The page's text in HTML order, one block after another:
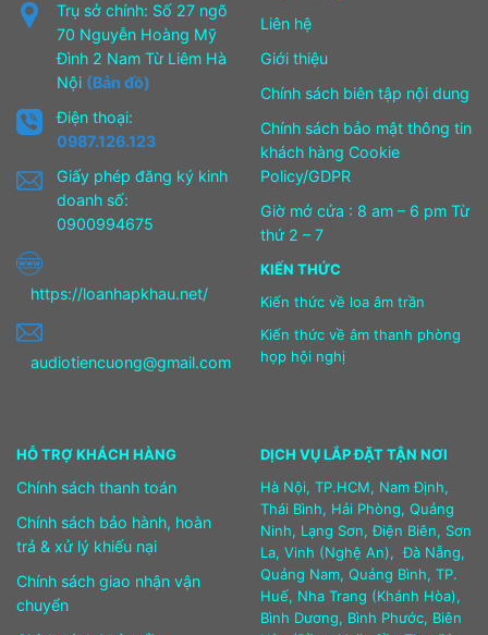
Trụ sở chính: Số 27 ngõ
70 Nguyễn Hoàng Mỹ
Đình 2 Nam Từ Liêm Hà
Nội (Bản đồ)
Điện thoại:
0987.126.123
Giấy phép đăng ký kinh
doanh số:
0900994675
https://loanhapkhau.net/
audiotiencuong@gmail.com
Liên hệ
Giới thiệu
Chính sách biên tập nội dung
Chính sách bảo mật thông tin
khách hàng Cookie
Policy/GDPR
Giờ mở cửa : 8 am – 6 pm Từ
thứ 2 – 7
KIẾN THỨC
Kiến thức về loa âm trần
Kiến thức về âm thanh phòng
họp hội nghị
HỖ TRỢ KHÁCH HÀNG
Chính sách thanh toán
Chính sách bảo hành, hoàn
trả & xử lý khiếu nại
Chính sách giao nhận vận
chuyển
DỊCH VỤ LẮP ĐẶT TẬN NƠI
Hà Nội, TP.HCM, Nam Định,
Thái Bình, Hải Phòng, Quảng
Ninh, Lạng Sơn, Điện Biên, Sơn
La, Vinh (Nghệ An), Đà Nẵng,
Quảng Nam, Quảng Bình, TP.
Huế, Nha Trang (Khánh Hòa),
Bình Dương, Bình Phước, Biên